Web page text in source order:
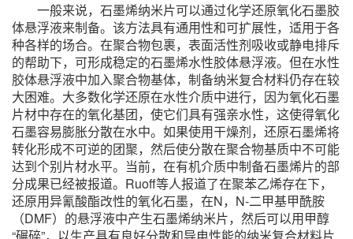
一般来说，石墨烯纳米片可以通过化学还原氧化石墨胶
体悬浮液来制备。该方法具有通用性和可扩展性，适用于各
种各样的场合。在聚合物包裹，表面活性剂吸收或静电排斥
的帮助下，可形成稳定的石墨烯水性胶体悬浮液。但在水性
胶体悬浮液中加入聚合物基体，制备纳米复合材料仍存在较
大困难。大多数化学还原在水性介质中进行，因为氧化石墨
片材中存在的氧化基团，使它们具有强亲水性，这使得氧化
石墨容易膨胀分散在水中。如果使用干燥剂，还原石墨烯将
转化形成不可逆的团聚，然后使分散在聚合物基质中不可能
达到个别片材水平。当前，在有机介质中制备石墨烯片的部
分成果已经被报道。Ruoff等人报道了在聚苯乙烯存在下，
还原用异氰酸酯改性的氧化石墨，在N，N-二甲基甲酰胺
（DMF）的悬浮液中产生石墨烯纳米片，然后可以用甲醇